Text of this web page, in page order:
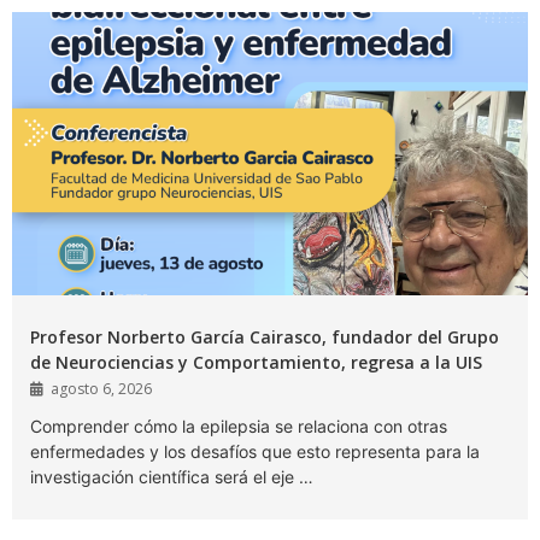
Profesor Norberto García Cairasco, fundador del Grupo
de Neurociencias y Comportamiento, regresa a la UIS
agosto 6, 2026
Comprender cómo la epilepsia se relaciona con otras
enfermedades y los desafíos que esto representa para la
investigación científica será el eje …